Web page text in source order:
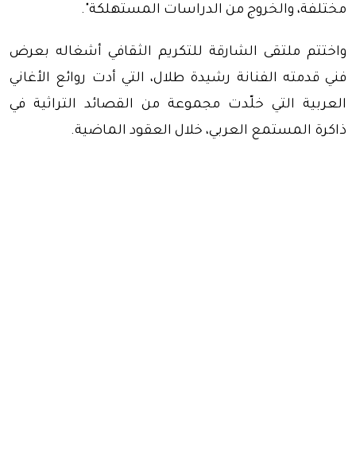
مختلفة، والخروج من الدراسات المستهلكة".
واختتم ملتقى الشارقة للتكريم الثقافي أشغاله بعرض
فني قدمته الفنانة رشيدة طلال، التي أدت روائع الأغاني
العربية التي خلّدت مجموعة من القصائد التراثية في
ذاكرة المستمع العربي، خلال العقود الماضية.